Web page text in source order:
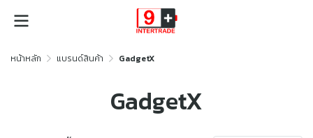
หน้าหลัก แบรนด์สินค้า GadgetX
GadgetX